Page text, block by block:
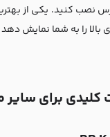
را به شما نمایش
برای سایر